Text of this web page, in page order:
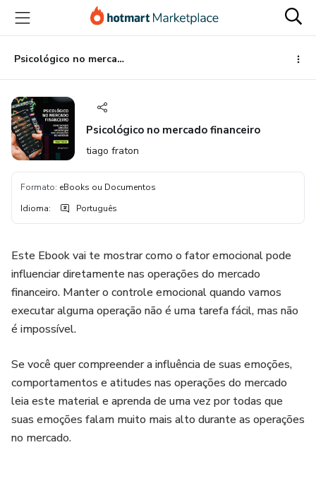
para
conteúdo
principal
para
pagamento
para
rodapé
Psicológico no mercado financeiro
Psicológico no mercado financeiro
tiago fraton
Formato: eBooks ou Documentos
Idioma: Português
Este Ebook vai te mostrar como o fator emocional pode
influenciar diretamente nas operações do mercado
financeiro. Manter o controle emocional quando vamos
executar alguma operação não é uma tarefa fácil, mas não
é impossível.
Se você quer compreender a influência de suas emoções,
comportamentos e atitudes nas operações do mercado
leia este material e aprenda de uma vez por todas que
suas emoções falam muito mais alto durante as operações
no mercado.